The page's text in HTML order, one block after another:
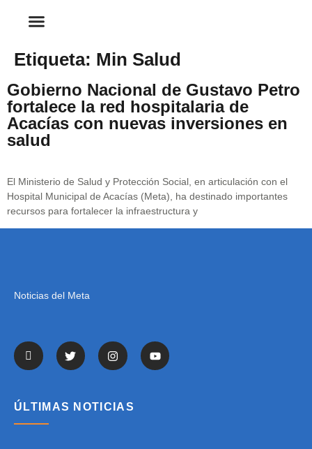
Etiqueta: Min Salud
Gobierno Nacional de Gustavo Petro
fortalece la red hospitalaria de
Acacías con nuevas inversiones en
salud
El Ministerio de Salud y Protección Social, en articulación con el
Hospital Municipal de Acacías (Meta), ha destinado importantes
recursos para fortalecer la infraestructura y
Noticias del Meta
ÚLTIMAS NOTICIAS